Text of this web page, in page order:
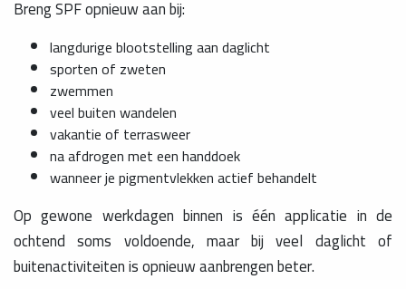
Breng SPF opnieuw aan bij:
langdurige blootstelling aan daglicht
sporten of zweten
zwemmen
veel buiten wandelen
vakantie of terrasweer
na afdrogen met een handdoek
wanneer je pigmentvlekken actief behandelt
Op gewone werkdagen binnen is één applicatie in de
ochtend soms voldoende, maar bij veel daglicht of
buitenactiviteiten is opnieuw aanbrengen beter.